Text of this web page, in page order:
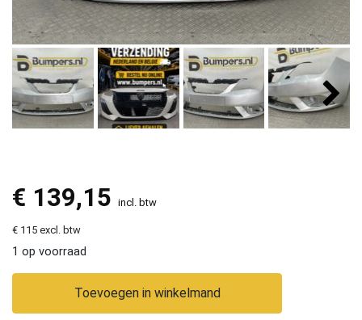
€ 139,15 incl. btw
€ 115 excl. btw
1 op voorraad
Toevoegen in winkelmand